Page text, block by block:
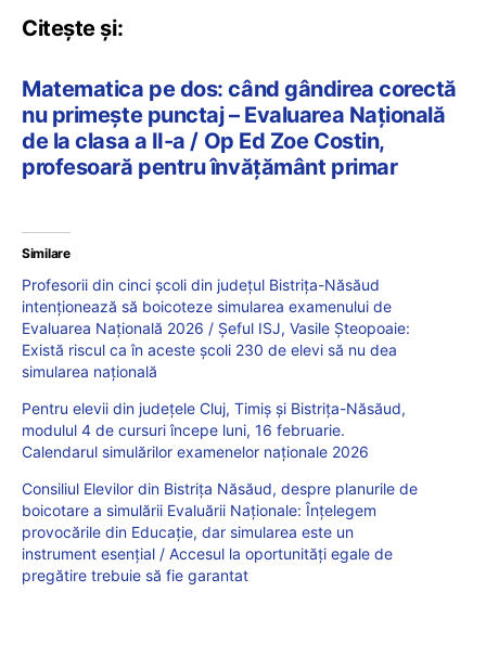
Citește și:
Matematica pe dos: când gândirea corectă
nu primește punctaj – Evaluarea Națională
de la clasa a II-a / Op Ed Zoe Costin,
profesoară pentru învățământ primar
Similare
Profesorii din cinci școli din judeţul Bistriţa-Năsăud
intenționează să boicoteze simularea examenului de
Evaluarea Naţională 2026 / Șeful ISJ, Vasile Șteopoaie:
Există riscul ca în aceste școli 230 de elevi să nu dea
simularea națională
Pentru elevii din județele Cluj, Timiș și Bistrița-Năsăud,
modulul 4 de cursuri începe luni, 16 februarie.
Calendarul simulărilor examenelor naționale 2026
Consiliul Elevilor din Bistrița Năsăud, despre planurile de
boicotare a simulării Evaluării Naționale: Înțelegem
provocările din Educație, dar simularea este un
instrument esențial / Accesul la oportunități egale de
pregătire trebuie să fie garantat